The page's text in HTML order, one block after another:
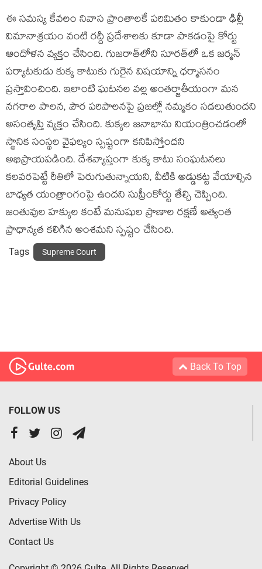
ఈ సమస్య కేవలం నివాస ప్రాంతాలకే పరిమితం కాకుండా ఢిల్లీ
విమానాశ్రయం వంటి రద్దీ ప్రదేశాలకు కూడా పాకడంపై కోర్టు
ఆందోళన వ్యక్తం చేసింది. గుజరాత్‌లోని సూరత్‌లో ఒక జర్మన్
పర్యాటకుడు కుక్క కాటుకు గురైన విషయాన్ని ధర్మాసనం
ప్రస్తావించింది. ఇలాంటి ఘటనల వల్ల అంతర్జాతీయంగా మన
నగరాల పాలన, పౌర పరిపాలనపై ప్రజల్లో నమ్మకం సడలుతుందని
అసంతృప్తి వ్యక్తం చేసింది. కుక్కల జనాభాను నియంత్రించడంలో
స్థానిక సంస్థల వైఫల్యం స్పష్టంగా కనిపిస్తోందని
అభిప్రాయపడింది. దేశవ్యాప్తంగా కుక్క కాటు సంఘటనలు
కలవరపెట్టే రీతిలో పెరుగుతున్నాయని, వీటికి అడ్డుకట్ట వేయాల్సిన
బాధ్యత యంత్రాంగంపై ఉందని సుప్రీంకోర్టు తేల్చి చెప్పింది.
జంతువుల హక్కుల కంటే మనుషుల ప్రాణాల రక్షణే అత్యంత
ప్రాధాన్యత కలిగిన అంశమని స్పష్టం చేసింది.
Tags Supreme Court
Back To Top
FOLLOW US
About Us
Editorial Guidelines
Privacy Policy
Advertise With Us
Contact Us